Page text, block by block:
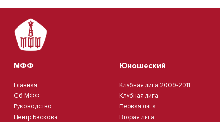
МФФ
Главная
Об МФФ
Руководство
Центр Бескова
Юношеский
Клубная лига 2009-2011
Клубная лига
Первая лига
Вторая лига